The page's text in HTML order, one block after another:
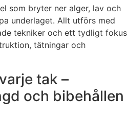
som bryter ner alger, lav och
underlaget. Allt utförs med
tekniker och ett tydligt fokus
tätningar och
tak –
och bibehållen